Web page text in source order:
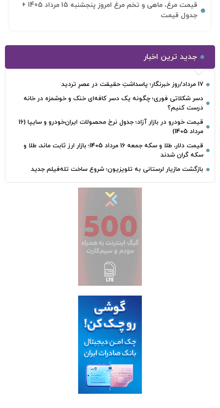
قیمت مرغ، ماهی و تخم مرغ امروز پنجشنبه 15 مرداد 1405 +
جدول قیمت
جدید ترین اخبار
17 مرداد/روز خبرنگار؛ پاسداشتِ حقیقت در عصرِ تردید
دسر شکلاتی فوری؛ چگونه یک دسر کافه‌ای خنک و خوشمزه در خانه
درست کنیم؟
قیمت خودرو در بازار آزاد؛ جدول نرخ محصولات ایران‌خودرو و سایپا (16
مرداد 1405)
قیمت دلار، طلا و سکه جمعه 16 مرداد 1405؛ بازار ارز ثابت ماند، طلا و
سکه گران شدند
بازگشت مازیار لرستانی به تلویزیون؛ شروع ساخت تله‌فیلم جدید